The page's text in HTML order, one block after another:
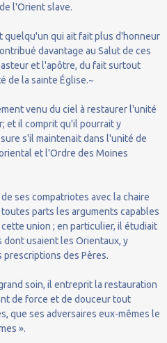
l'Orient slave.
qui ait fait plus d'honneur
davantage au Salut de ces
et l'apôtre, du fait surtout
de la sainte Église.~
venu du ciel à restaurer l'unité
et il comprit qu'il pourrait y
s'il maintenait dans l'unité de
et l'Ordre des Moines
ses compatriotes avec la chaire
parts les arguments capables
union ; en particulier, il étudiait
usaient les Orientaux, y
des Pères.
soin, il entreprit la restauration
de force et de douceur tout
que ses adversaires eux-mêmes le
».